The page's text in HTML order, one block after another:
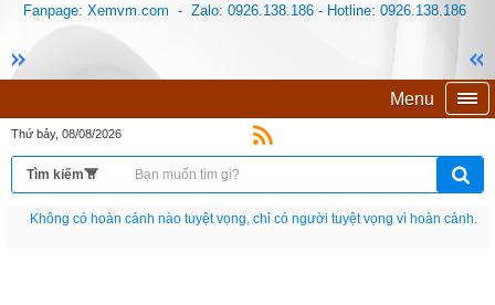
Fanpage: Xemvm.com - Zalo: 0926.138.186 - Hotline: 0926.138.186
Menu
Thứ bảy, 08/08/2026
Nếu như không chịu học tập thì cho dù đi vạn dặm đường cũng chỉ là anh đưa